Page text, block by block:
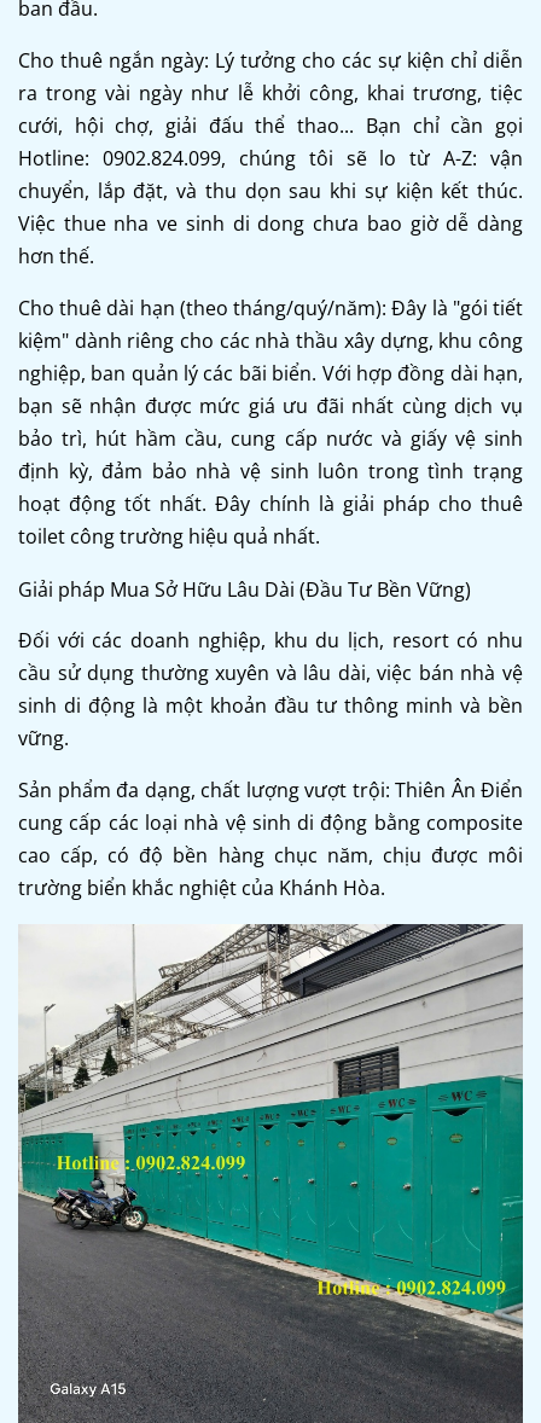
ban đầu.
Cho thuê ngắn ngày: Lý tưởng cho các sự kiện chỉ diễn
ra trong vài ngày như lễ khởi công, khai trương, tiệc
cưới, hội chợ, giải đấu thể thao... Bạn chỉ cần gọi
Hotline: 0902.824.099, chúng tôi sẽ lo từ A-Z: vận
chuyển, lắp đặt, và thu dọn sau khi sự kiện kết thúc.
Việc thue nha ve sinh di dong chưa bao giờ dễ dàng
hơn thế.
Cho thuê dài hạn (theo tháng/quý/năm): Đây là "gói tiết
kiệm" dành riêng cho các nhà thầu xây dựng, khu công
nghiệp, ban quản lý các bãi biển. Với hợp đồng dài hạn,
bạn sẽ nhận được mức giá ưu đãi nhất cùng dịch vụ
bảo trì, hút hầm cầu, cung cấp nước và giấy vệ sinh
định kỳ, đảm bảo nhà vệ sinh luôn trong tình trạng
hoạt động tốt nhất. Đây chính là giải pháp cho thuê
toilet công trường hiệu quả nhất.
Giải pháp Mua Sở Hữu Lâu Dài (Đầu Tư Bền Vững)
Đối với các doanh nghiệp, khu du lịch, resort có nhu
cầu sử dụng thường xuyên và lâu dài, việc bán nhà vệ
sinh di động là một khoản đầu tư thông minh và bền
vững.
Sản phẩm đa dạng, chất lượng vượt trội: Thiên Ân Điển
cung cấp các loại nhà vệ sinh di động bằng composite
cao cấp, có độ bền hàng chục năm, chịu được môi
trường biển khắc nghiệt của Khánh Hòa.